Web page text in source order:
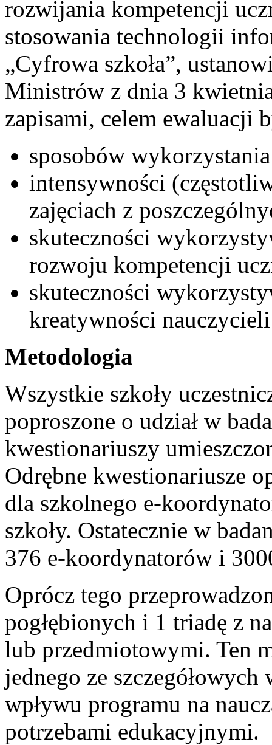
rozwijania kompetencji
stosowania technologii
„Cyfrowa szkoła”,
Ministrów z dnia 3
zapisami, celem ewaluacji
sposobów
intensywności
zajęciach z
skuteczności
rozwoju kompetencji
skuteczności
kreatywności
Metodologia
Wszystkie szkoły
poproszone o udział w
kwestionariuszy
Odrębne kwestionariusze
dla szkolnego e-
szkoły. Ostatecznie w
376 e-koordynatorów i
Oprócz tego
pogłębionych i 1 triadę z
lub przedmiotowymi. Ten
jednego ze
wpływu programu na
potrzebami edukacyjnymi.